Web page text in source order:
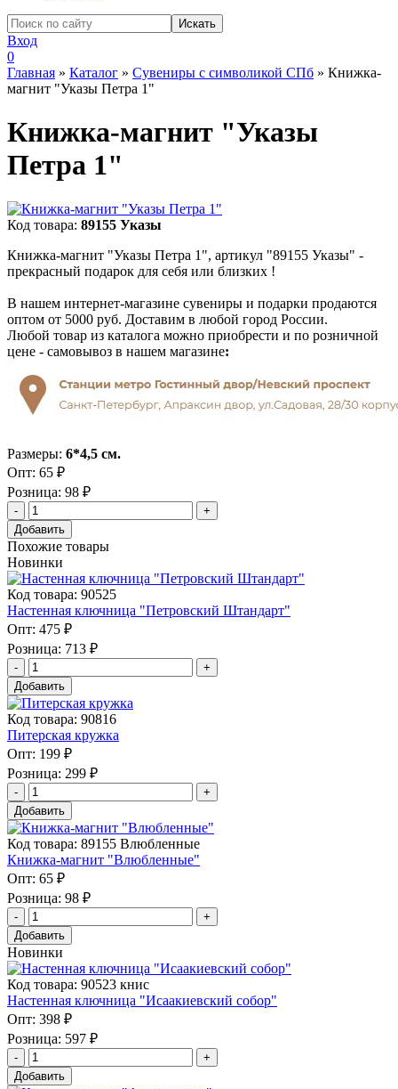
Вход
0
Главная » Каталог » Сувениры с символикой СПб » Книжка-
магнит "Указы Петра 1"
Книжка-магнит "Указы
Петра 1"
Код товара: 89155 Указы
Книжка-магнит "Указы Петра 1", артикул "89155 Указы" -
прекрасный подарок для себя или близких !
В нашем интернет-магазине сувениры и подарки продаются
оптом от 5000 руб. Доставим в любой город России.
Любой товар из каталога можно приобрести и по розничной
цене - самовывоз в нашем магазине:
Размеры: 6*4,5 см.
Опт: 65 ₽
Розница: 98 ₽
Добавить
Похожие товары
Новинки
Код товара: 90525
Настенная ключница "Петровский Штандарт"
Опт: 475 ₽
Розница: 713 ₽
Добавить
Код товара: 90816
Питерская кружка
Опт: 199 ₽
Розница: 299 ₽
Добавить
Код товара: 89155 Влюбленные
Книжка-магнит "Влюбленные"
Опт: 65 ₽
Розница: 98 ₽
Добавить
Новинки
Код товара: 90523 книс
Настенная ключница "Исаакиевский собор"
Опт: 398 ₽
Розница: 597 ₽
Добавить